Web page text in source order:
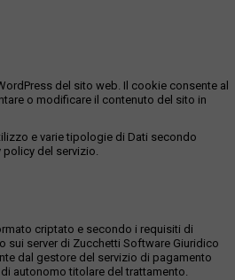
del sito web. Il cookie consente al
o modificare il contenuto del sito in
e varie tipologie di Dati secondo
del servizio.
criptato e secondo i requisiti di
sui server di Zucchetti Software Giuridico
dal gestore del servizio di pagamento
autonomo titolare del trattamento.